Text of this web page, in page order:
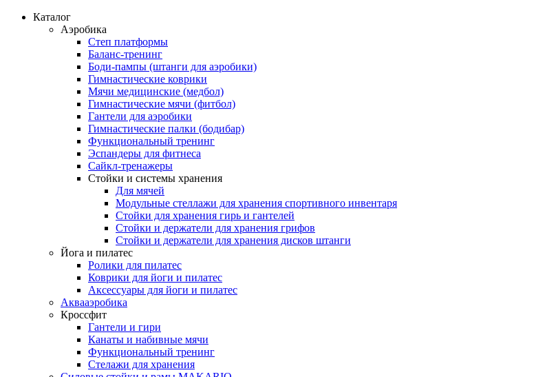
Каталог
Аэробика
Степ платформы
Баланс-тренинг
Боди-пампы (штанги для аэробики)
Гимнастические коврики
Мячи медицинские (медбол)
Гимнастические мячи (фитбол)
Гантели для аэробики
Гимнастические палки (бодибар)
Функциональный тренинг
Эспандеры для фитнеса
Сайкл-тренажеры
Стойки и системы хранения
Для мячей
Модульные стеллажи для хранения спортивного инвентаря
Стойки для хранения гирь и гантелей
Стойки и держатели для хранения грифов
Стойки и держатели для хранения дисков штанги
Йога и пилатес
Ролики для пилатес
Коврики для йоги и пилатес
Аксессуары для йоги и пилатес
Аквааэробика
Кроссфит
Гантели и гири
Канаты и набивные мячи
Функциональный тренинг
Стелажи для хранения